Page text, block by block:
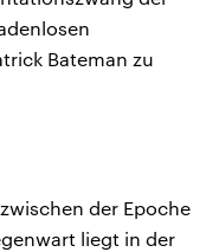
Bateman zu
der Epoche
liegt in der